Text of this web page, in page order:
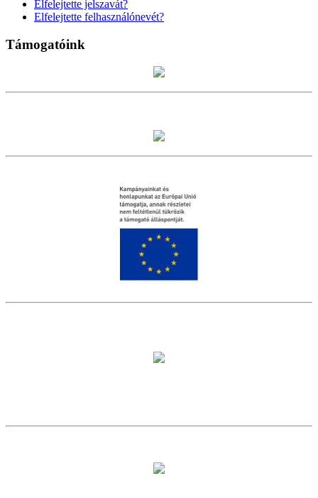
Elfelejtette jelszavát?
Elfelejtette felhasználónevét?
Támogatóink